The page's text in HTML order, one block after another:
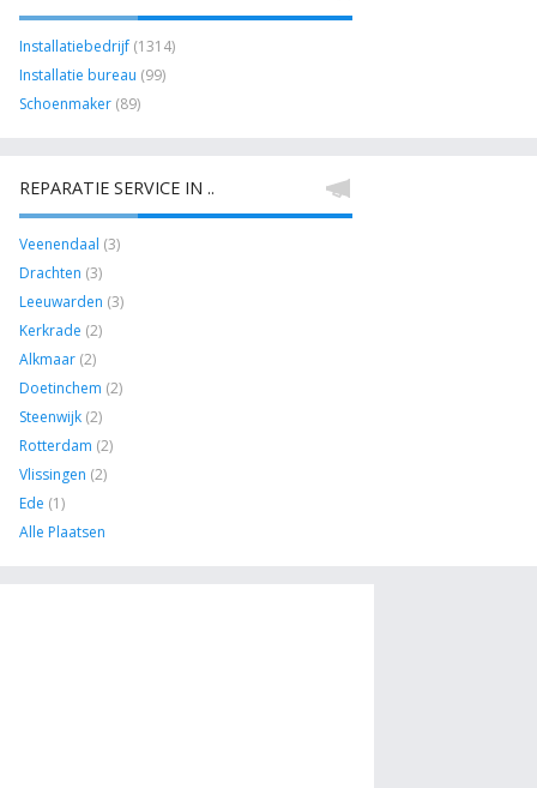
Installatiebedrijf (1314)
Installatie bureau (99)
Schoenmaker (89)
REPARATIE SERVICE IN ..
Veenendaal (3)
Drachten (3)
Leeuwarden (3)
Kerkrade (2)
Alkmaar (2)
Doetinchem (2)
Steenwijk (2)
Rotterdam (2)
Vlissingen (2)
Ede (1)
Alle Plaatsen